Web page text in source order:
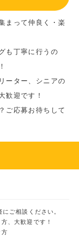
まって仲良く・楽
も丁寧に行うの
ーター、シニアの
歓迎です！
ご応募お待ちして
ご相談ください。
、大歓迎です！
方